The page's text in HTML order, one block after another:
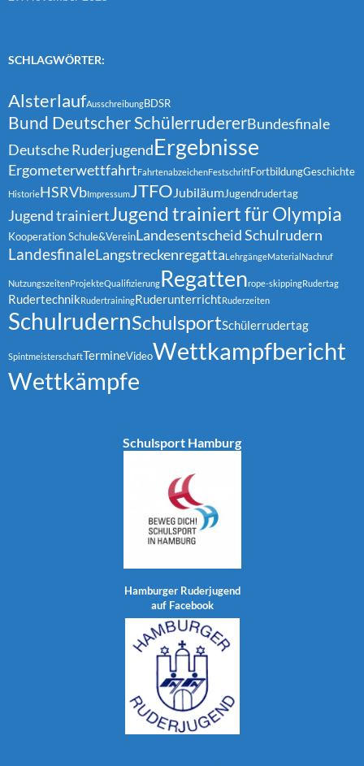
SCHLAGWÖRTER:
AlsterlaufAusschreibungBDSR
Bund Deutscher SchülerrudererBundesfinale
Deutsche RuderjugendErgebnisse
ErgometerwettfahrtFahrtenabzeichenFestschriftFortbildungGeschichte
HistorieHSRVbImpressumJTFO JubiläumJugendrudertag
Jugend trainiertJugend trainiert für Olympia
Kooperation Schule&VereinLandesentscheid Schulrudern
LandesfinaleLangstreckenregattaLehrgängeMaterialNachruf
NutzungszeitenProjekteQualifizierungRegattenrope-skippingRudertag
RudertechnikRudertrainingRuderunterrichtRuderzeiten
SchulrudernSchulsportSchülerrudertag
SpintmeisterschaftTermineVideoWettkampfbericht
Wettkämpfe
Schulsport Hamburg
Hamburger Ruderjugend
auf Facebook